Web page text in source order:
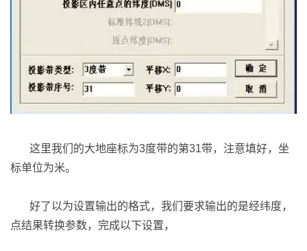
这里我们的大地座标为3度带的第31带，注意填好，坐
标单位为米。
好了以为设置输出的格式，我们要求输出的是经纬度，
点结果转换参数，完成以下设置，